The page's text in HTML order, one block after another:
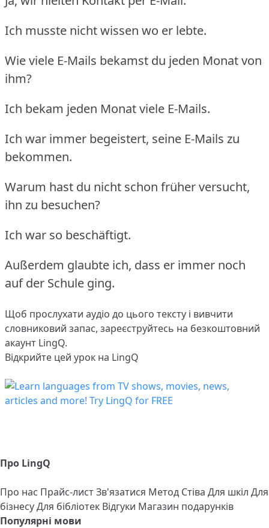
Ich musste nicht wissen wo er lebte.
Wie viele E-Mails bekamst du jeden Monat von
ihm?
Ich bekam jeden Monat viele E-Mails.
Ich war immer begeistert, seine E-Mails zu
bekommen.
Warum hast du nicht schon früher versucht,
ihn zu besuchen?
Ich war so beschäftigt.
Außerdem glaubte ich, dass er immer noch
auf der Schule ging.
Щоб прослухати аудіо до цього тексту і вивчити
словниковий запас, зареєструйтесь на безкоштовний
акаунт LingQ.
Відкрийте цей урок на LingQ
Про LingQ
Про нас Прайс-листЗв'язатися Метод Стіва Для шкіл Для
бізнесуДля бібліотек Відгуки Магазин подарунків
Популярні мови